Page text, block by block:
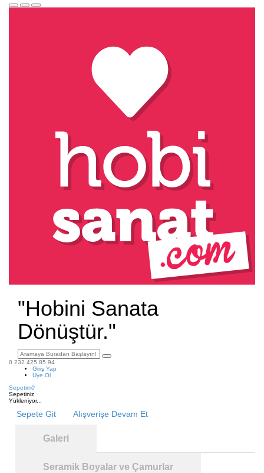
"Hobini Sanata
Dönüştür."
0 232 425 85 94
Giriş Yap
Üye Ol
Sepetim0
Sepetiniz
Yükleniyor...
Sepete Git Alışverişe Devam Et
Galeri
Seramik Boyalar ve Çamurlar